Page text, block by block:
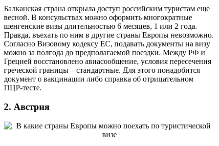
Балканская страна открыла доступ российским туристам еще
весной. В консульствах можно оформить многократные
шенгенские визы длительностью 6 месяцев, 1 или 2 года.
Правда, въехать по ним в другие страны Европы невозможно.
Согласно Визовому кодексу ЕС, подавать документы на визу
можно за полгода до предполагаемой поездки. Между РФ и
Грецией восстановлено авиасообщение, условия пересечения
греческой границы – стандартные. Для этого понадобится
документ о вакцинации либо справка об отрицательном
ПЦР-тесте.
2. Австрия